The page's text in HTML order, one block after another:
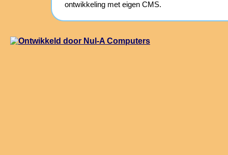
ontwikkeling met eigen CMS.